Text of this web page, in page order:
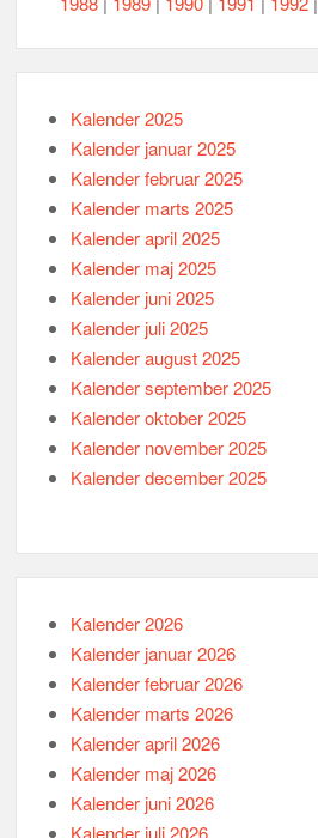
Kalender 2025
Kalender januar 2025
Kalender februar 2025
Kalender marts 2025
Kalender april 2025
Kalender maj 2025
Kalender juni 2025
Kalender juli 2025
Kalender august 2025
Kalender september 2025
Kalender oktober 2025
Kalender november 2025
Kalender december 2025
Kalender 2026
Kalender januar 2026
Kalender februar 2026
Kalender marts 2026
Kalender april 2026
Kalender maj 2026
Kalender juni 2026
Kalender juli 2026